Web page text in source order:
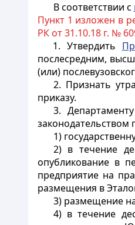
В соответствии с
Пункт 1 изложен в
РК от 31.10.18 г. №
1. Утвердить
послесредним,
(или)
2. Признать
приказу.
3.
законодательством
1)
2) в течение
опубликование в
предприятие на
размещения в
3) размещение
4) в течение